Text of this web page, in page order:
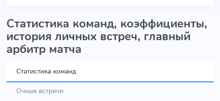
Статистика команд, коэффициенты,
история личных встреч, главный
арбитр матча
Статистика команд
Очные встречи